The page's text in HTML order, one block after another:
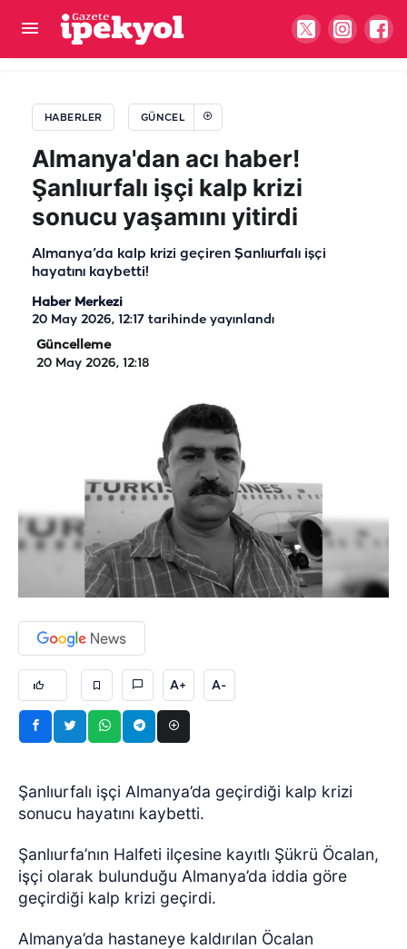
HABERLER GÜNCEL
Almanya'dan acı haber!
Şanlıurfalı işçi kalp krizi
sonucu yaşamını yitirdi
Almanya’da kalp krizi geçiren Şanlıurfalı işçi
hayatını kaybetti!
Haber Merkezi
20 May 2026, 12:17 tarihinde yayınlandı
Güncelleme
20 May 2026, 12:18
A+ A-
Şanlıurfalı işçi Almanya’da geçirdiği kalp krizi
sonucu hayatını kaybetti.
Şanlıurfa’nın Halfeti ilçesine kayıtlı Şükrü Öcalan,
işçi olarak bulunduğu Almanya’da iddia göre
geçirdiği kalp krizi geçirdi.
Almanya’da hastaneye kaldırılan Öcalan
Şanlıurfa’da mahallelinin logar çilesi! Ne kokudan